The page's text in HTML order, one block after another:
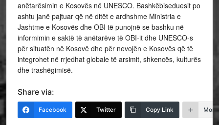
anëtarësimin e Kosovës në UNESCO. Bashkëbiseduesit po
ashtu janë pajtuar që në ditët e ardhshme Ministria e
Jashtme e Kosovës dhe OBI të punojnë se bashku në
informimin e saktë të anëtarëve të OBI-it dhe UNESCO-s
për situatën në Kosovë dhe për nevojën e Kosovës që të
integrohet në rrjedhat globale të arsimit, shkencës, kulturës
dhe trashëgimisë.
Share via:
Facebook Twitter Copy Link More